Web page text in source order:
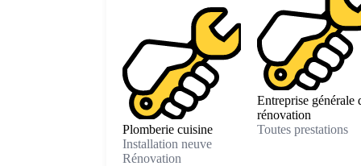
Plomberie cuisine
Installation neuve
Rénovation
Entreprise générale
rénovation
Toutes prestations